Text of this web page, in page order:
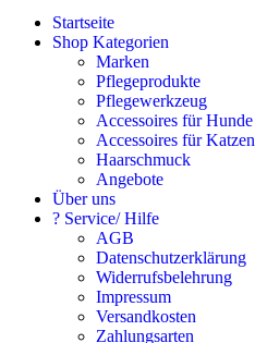
Startseite
Shop Kategorien
Marken
Pflegeprodukte
Pflegewerkzeug
Accessoires für Hunde
Accessoires für Katzen
Haarschmuck
Angebote
Über uns
? Service/ Hilfe
AGB
Datenschutzerklärung
Widerrufsbelehrung
Impressum
Versandkosten
Zahlungsarten